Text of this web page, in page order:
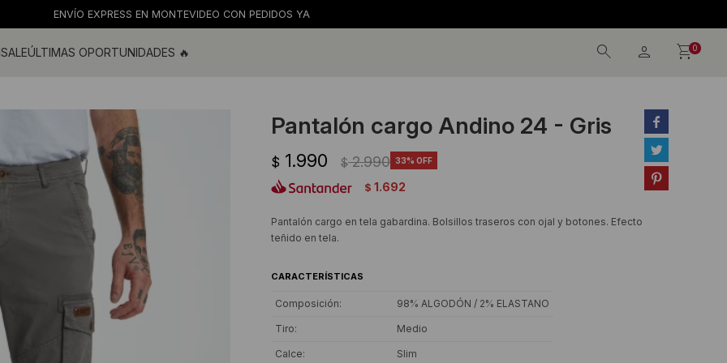
ENVÍO EXPRESS EN MONTEVIDEO CON PEDIDOS YA
baño
y blusas
SALEÚLTIMAS OPORTUNIDADES 🔥 0
Pantalón cargo Andino 24 - Gris
$ 1.990 $ 2.990 33
$ 1.692
Pantalón cargo en tela gabardina. Bolsillos traseros con ojal y botones. Efecto
teñido en tela.
CARACTERÍSTICAS
Composición 98% ALGODÓN / 2% ELASTANO
Tiro Medio
Calce Slim


